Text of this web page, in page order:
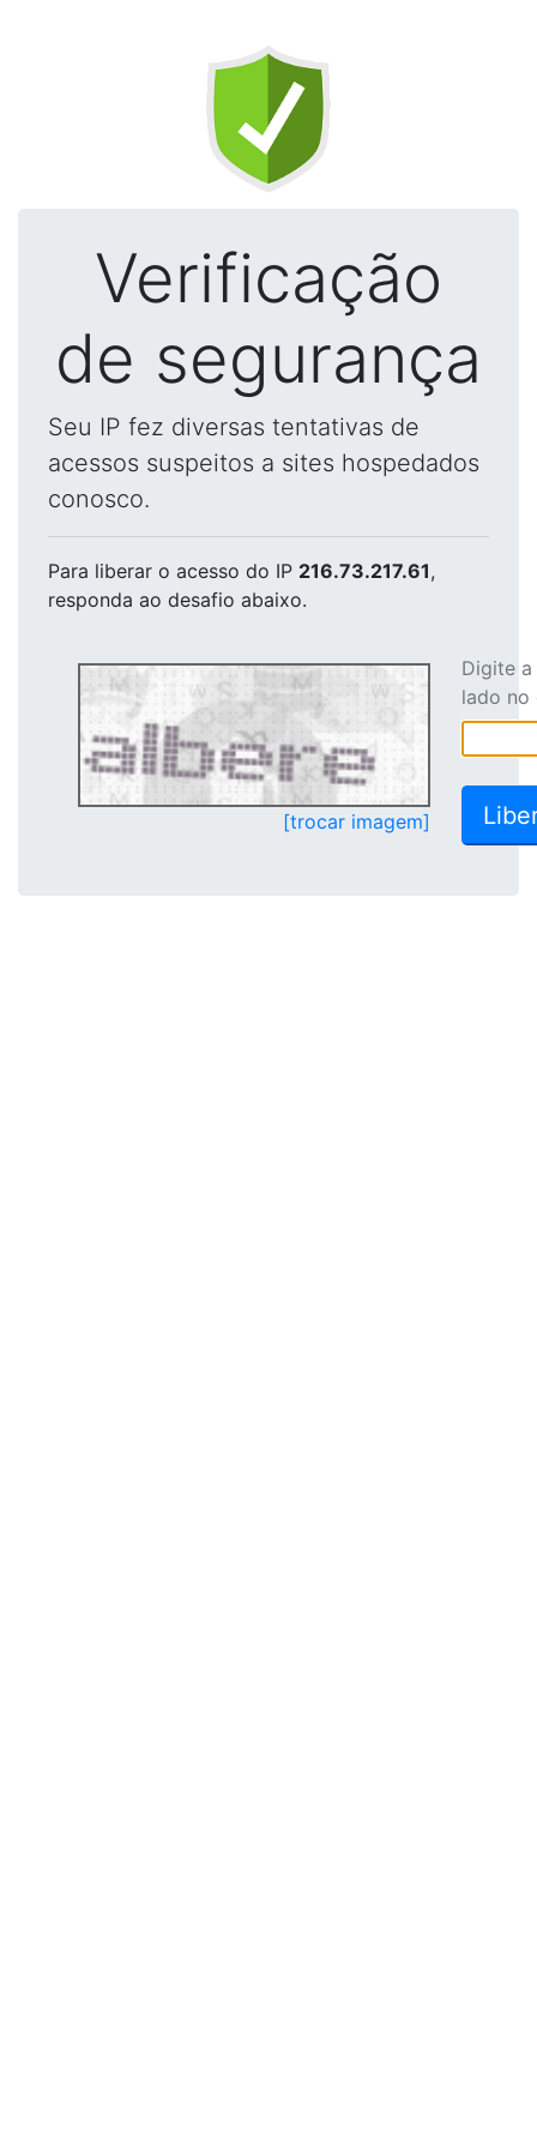
Verificação
de segurança
Seu IP fez diversas tentativas de
acessos suspeitos a sites hospedados
conosco.
Para liberar o acesso do IP 216.73.217.61,
responda ao desafio abaixo.
[trocar imagem]
Digite
lado no